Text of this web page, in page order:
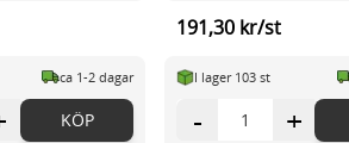
ca 1-2 dagar
KÖP
191,30 kr/st
I lager 103 st
- +